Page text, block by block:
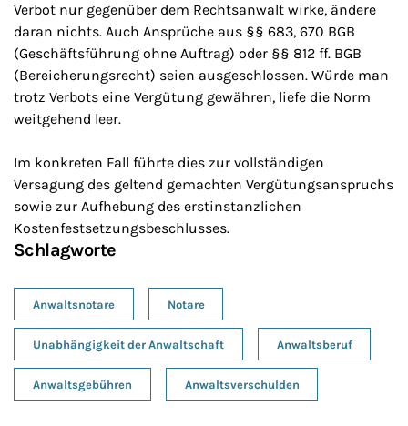
Verbot nur gegenüber dem Rechtsanwalt wirke, ändere
daran nichts. Auch Ansprüche aus §§ 683, 670 BGB
(Geschäftsführung ohne Auftrag) oder §§ 812 ff. BGB
(Bereicherungsrecht) seien ausgeschlossen. Würde man
trotz Verbots eine Vergütung gewähren, liefe die Norm
weitgehend leer.
Im konkreten Fall führte dies zur vollständigen
Versagung des geltend gemachten Vergütungsanspruchs
sowie zur Aufhebung des erstinstanzlichen
Kostenfestsetzungsbeschlusses.
Schlagworte
Anwaltsnotare Notare
Unabhängigkeit der Anwaltschaft Anwaltsberuf
Anwaltsgebühren Anwaltsverschulden